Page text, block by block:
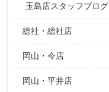
玉島店スタッフブログ
総社・総社店
岡山・今店
岡山・平井店